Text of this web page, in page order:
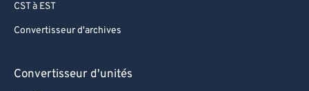
CST à EST
Convertisseur d'archives
Convertisseur d'unités